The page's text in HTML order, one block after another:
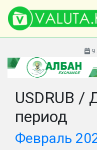
9
USDRUB /
период
Февраль